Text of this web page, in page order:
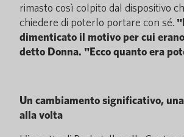
rimasto così colpito dal dispositivo
chiedere di poterlo portare con sé.
dimenticato il motivo per cui
detto Donna. "Ecco quanto era
Un cambiamento significativo,
alla volta